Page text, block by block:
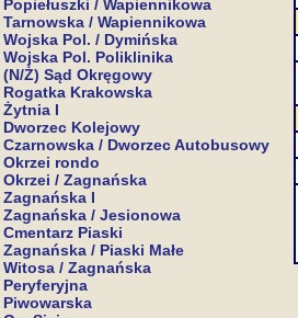
Popiełuszki / Wapiennikowa
Tarnowska / Wapiennikowa
Wojska Pol. / Dymińska
Wojska Pol. Poliklinika
(N/Ż) Sąd Okręgowy
Rogatka Krakowska
Żytnia I
Dworzec Kolejowy
Czarnowska / Dworzec Autobusowy
Okrzei rondo
Okrzei / Zagnańska
Zagnańska I
Zagnańska / Jesionowa
Cmentarz Piaski
Zagnańska / Piaski Małe
Witosa / Zagnańska
Peryferyjna
Piwowarska